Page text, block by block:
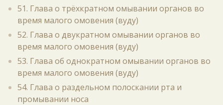
51. Глава о трёхкратном омывании органов во
время малого омовения (вуду)
52. Глава о двукратном омывании органов во
время малого омовения (вуду)
53. Глава об однократном омывании органов во
время малого омовения (вуду)
54. Глава о раздельном полоскании рта и
промывании носа